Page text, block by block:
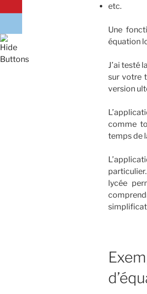
etc.
Une
équation
J’ai testé
sur votre
version
comme
temps de
lycée